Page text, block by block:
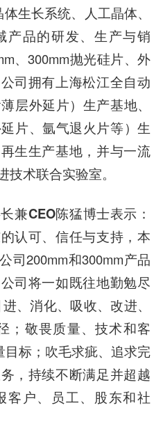
生长系统、人工晶体、
产品的研发、生产与销
、300mm抛光硅片、外
司拥有上海松江全自动
层外延片）生产基地、
片、氩气退火片等）生
生生产基地，并与一流
术联合实验室。
兼CEO陈猛博士表示：
认可、信任与支持，本
司200mm和300mm产品
司将一如既往地勤勉尽
、消化、吸收、改进、
；敬畏质量、技术和客
目标；吹毛求疵、追求完
，持续不断满足并超越
客户、员工、股东和社